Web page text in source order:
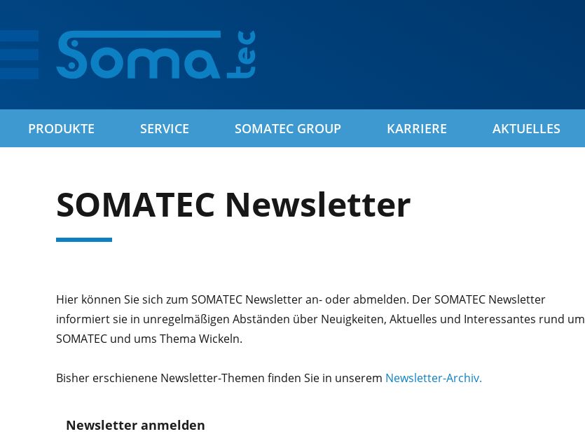
SOMATEC Newsletter
Hier können Sie sich zum SOMATEC Newsletter an- oder abmelden. Der SOMATEC Newsletter
informiert sie in unregelmäßigen Abständen über Neuigkeiten, Aktuelles und Interessantes rund um
SOMATEC und ums Thema Wickeln.
Bisher erschienene Newsletter-Themen finden Sie in unserem Newsletter-Archiv.
Newsletter anmelden
PRODUKTE SERVICE SOMATEC GROUP KARRIERE AKTUELLES